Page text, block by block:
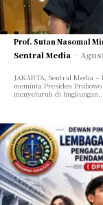
Prof. Sutan Nasomal
Sentral Media -
JAKARTA, Sentral Media
meminta Presiden
menyeluruh di lingkungan...